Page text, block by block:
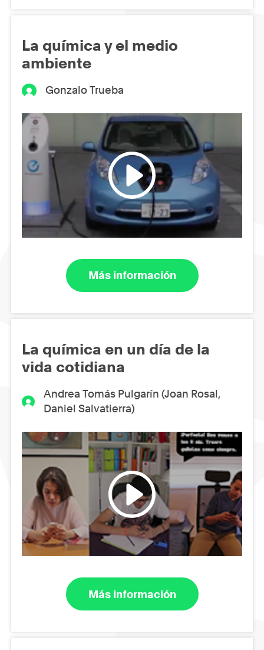
La química y el medio
ambiente
Gonzalo Trueba
Más información
La química en un día de la
vida cotidiana
Andrea Tomás Pulgarín (Joan Rosal,
Daniel Salvatierra)
Más información